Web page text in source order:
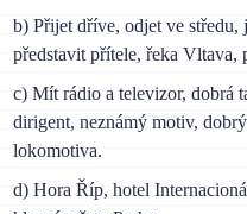
b) Přijet dříve, odjet ve
představit přítele, řeka Vltava,
c) Mít rádio a televizor, dobrá
dirigent, neznámý motiv,
lokomotiva.
d) Hora Říp, hotel